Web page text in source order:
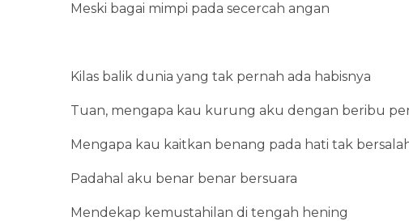
Meski bagai mimpi pada secercah angan
Kilas balik dunia yang tak pernah ada habisnya
Tuan, mengapa kau kurung aku dengan beribu
Mengapa kau kaitkan benang pada hati tak
Padahal aku benar benar bersuara
Mendekap kemustahilan di tengah hening